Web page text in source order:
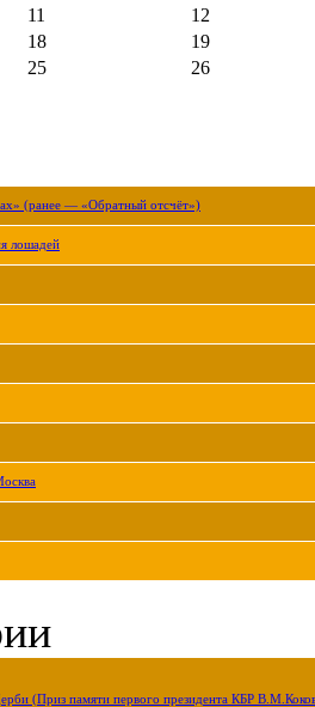
11
12
18
19
25
26
(ранее — «Обратный отсчёт»)
лошадей
(Приз памяти первого президента КБР